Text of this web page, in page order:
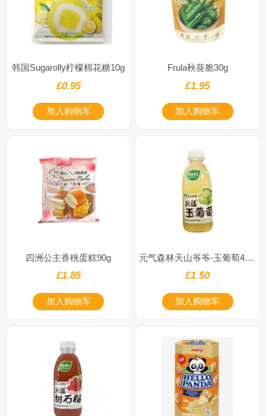
韩国Sugarolly柠檬棉花糖10g
£0.95
加入购物车
Frula秋葵脆30g
£1.95
加入购物车
四洲公主香桃蛋糕90g
£1.85
加入购物车
元气森林天山爷爷-玉葡萄400ml
£1.50
加入购物车